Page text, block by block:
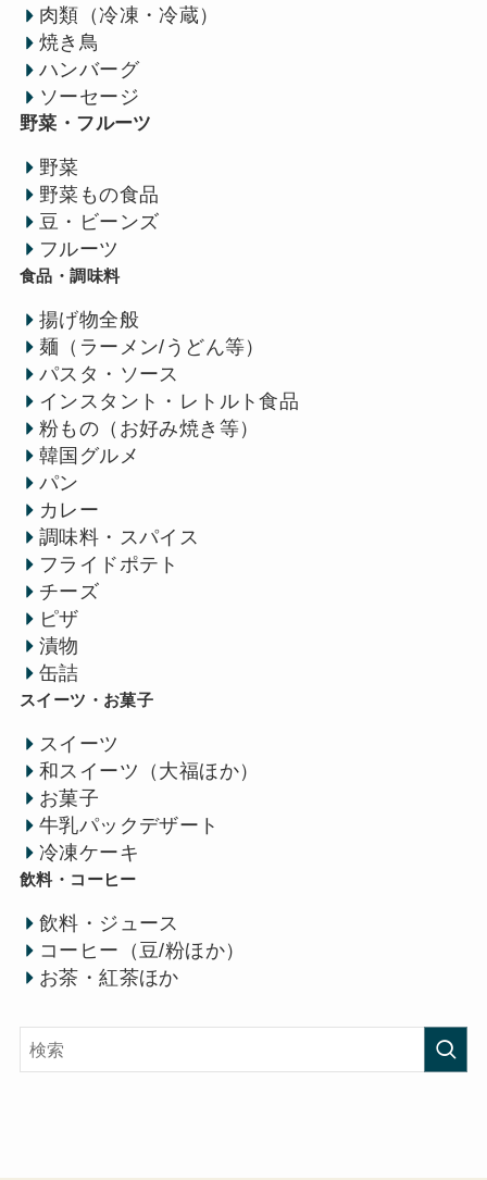
肉類（冷凍・冷蔵）
焼き鳥
ハンバーグ
ソーセージ
野菜・フルーツ
野菜
野菜もの食品
豆・ビーンズ
フルーツ
食品・調味料
揚げ物全般
麺（ラーメン/うどん等）
パスタ・ソース
インスタント・レトルト食品
粉もの（お好み焼き等）
韓国グルメ
パン
カレー
調味料・スパイス
フライドポテト
チーズ
ピザ
漬物
缶詰
スイーツ・お菓子
スイーツ
和スイーツ（大福ほか）
お菓子
牛乳パックデザート
冷凍ケーキ
飲料・コーヒー
飲料・ジュース
コーヒー（豆/粉ほか）
お茶・紅茶ほか